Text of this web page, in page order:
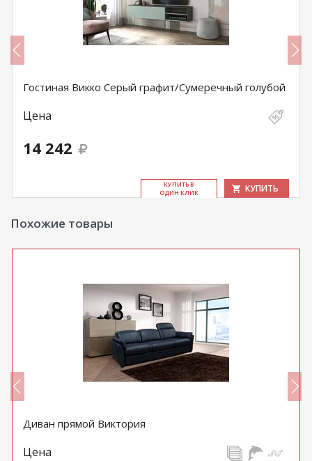
Гостиная Викко Серый графит/Сумеречный голубой
Цена
14 242
КУ­ПИТЬ В
ОДИН КЛИК
КУПИТЬ
Похожие товары
Диван прямой Виктория
Цена